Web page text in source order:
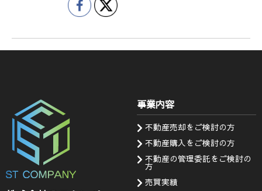
事業内容
不動産売却をご検討の方
不動産購入をご検討の方
不動産の管理委託をご検討の
方
売買実績